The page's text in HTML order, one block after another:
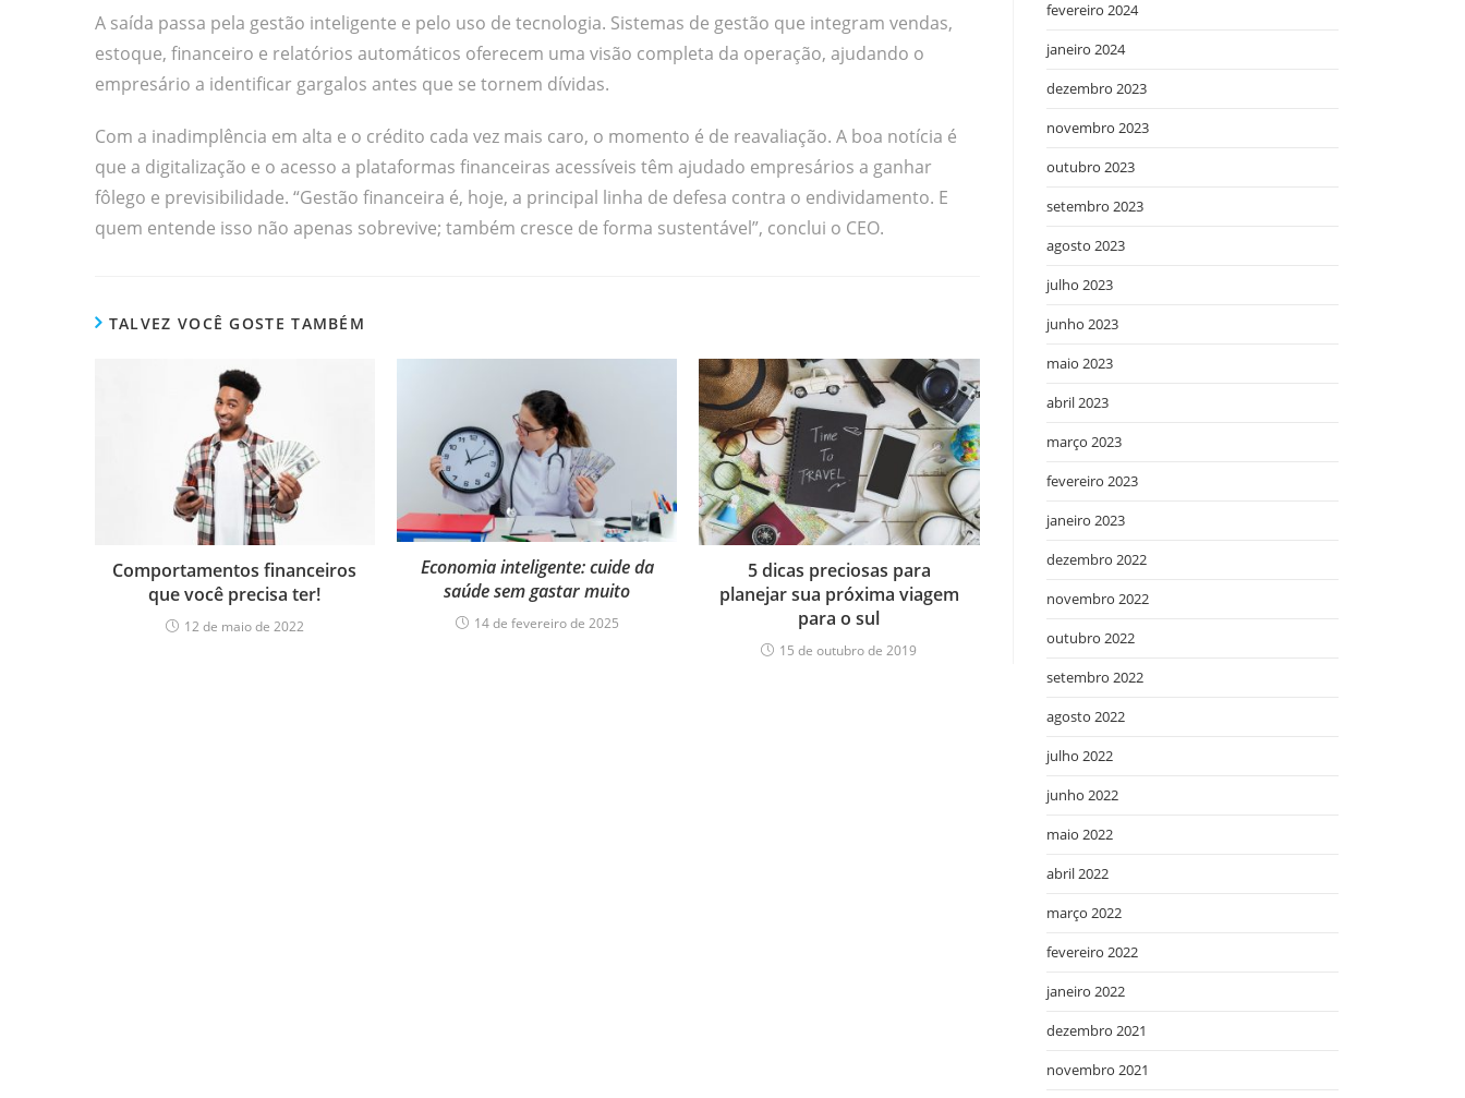
A saída passa pela gestão inteligente e pelo uso de tecnologia. Sistemas de gestão que integram vendas,
estoque, financeiro e relatórios automáticos oferecem uma visão completa da operação, ajudando o
empresário a identificar gargalos antes que se tornem dívidas.
Com a inadimplência em alta e o crédito cada vez mais caro, o momento é de reavaliação. A boa notícia é
que a digitalização e o acesso a plataformas financeiras acessíveis têm ajudado empresários a ganhar
fôlego e previsibilidade. “Gestão financeira é, hoje, a principal linha de defesa contra o endividamento. E
quem entende isso não apenas sobrevive; também cresce de forma sustentável”, conclui o CEO.
TALVEZ VOCÊ GOSTE TAMBÉM
Comportamentos financeiros
que você precisa ter!
12 de maio de 2022
Economia inteligente: cuide da
saúde sem gastar muito
14 de fevereiro de 2025
5 dicas preciosas para
planejar sua próxima viagem
para o sul
15 de outubro de 2019
fevereiro 2024
janeiro 2024
dezembro 2023
novembro 2023
outubro 2023
setembro 2023
agosto 2023
julho 2023
junho 2023
maio 2023
abril 2023
março 2023
fevereiro 2023
janeiro 2023
dezembro 2022
novembro 2022
outubro 2022
setembro 2022
agosto 2022
julho 2022
junho 2022
maio 2022
abril 2022
março 2022
fevereiro 2022
janeiro 2022
dezembro 2021
novembro 2021